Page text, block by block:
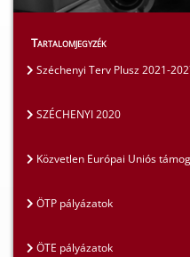
Tartalomjegyzék
Széchenyi Terv Plusz 2021-
SZÉCHENYI 2020
Közvetlen Európai Uniós
ÖTP pályázatok
ÖTE pályázatok